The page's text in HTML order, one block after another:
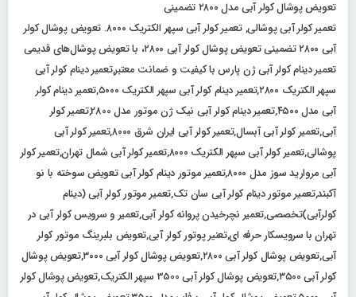
تعویض پوشال کولر آبی مدل ۲۸۰۰ تضمینی
تعمیر کولر آبی پوشالی, تعمیر کولر آبی سپهر الکتریک ۸۰۰۰. تعویض پوشال کولر
آبی ۲۸۰۰ تضمینی تعویض پوشال کولر آبی ۲۸۰۰، با تعویض پوشال‌های قدیمی
تعمیر دینام کولر آبی ژن پارس با کیفیت و ضمانت معتبر,تعمیر دینام کولر آبی
سپهر الکتریک ۲۸۰۰,تعمیر دینام کولر آبی سپهر الکتریک ۵۰۰۰,تعمیر دینام کولر
آبی مدل ۴۵۰۰,تعمیر دینام کولر آبی نیک ژن موتور مدل 2800,تعمیر کولر
آبی,تعمیر کولر آبی آبسال,تعمیر کولر آبی ایران شرق ۸۰۰۰,تعمیر کولر آبی
پوشالی,تعمیر کولر آبی سپهر الکتریک ۸۰۰۰,تعمیر کولر آبی شمال تهران,تعمیر کولر
آبی مروارید سوز مدل ۸۰۰۰,تعمیر موتور دینام کولر آبی تعویض سوخته با نو
آکبند,تعمیر موتور دینام کولر آبی سان تک,تعمیر موتور کولر آبی (دینام
کولرآبی)تخصصی,تعمیر نچرخیدن پروانه کولر آبی,تعمیر و سرویس کولر آبی در
تهران با سرویسکار حرفه ای,تعنیر پوتور کولر آبی,تعویض بلبرینگ موتور کولر
آبی,تعویض پوشال کولر آبی ۲۸۰۰,تعویض پوشال کولر آبی ۳۰۰۰,تعویض پوشال
کولر آبی ۳۵۰۰,تعویض پوشال کولر آبی 3500 سپهر الکتریک,تعویض پوشال کولر